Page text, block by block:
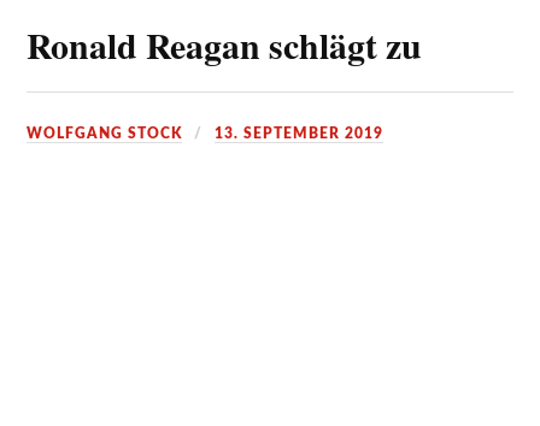
Ronald Reagan schlägt zu
WOLFGANG STOCK 13. SEPTEMBER 2019